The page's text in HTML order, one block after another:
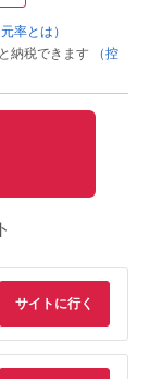
元率とは）
納税できます
（控
サイトに行く